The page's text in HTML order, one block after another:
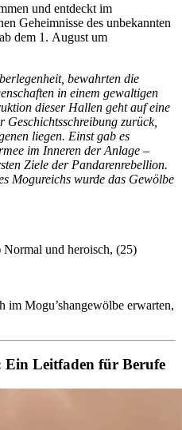
und entdeckt im
Geheimnisse des unbekannten
dem 1. August um
bewahrten die
in einem gewaltigen
dieser Hallen geht auf eine
zurück,
liegen. Einst gab es
im Inneren der Anlage –
Ziele der Pandarenrebellion.
Mogureichs wurde das Gewölbe
Normal und heroisch, (25)
im Mogu’shangewölbe erwarten,
Ein Leitfaden für Berufe